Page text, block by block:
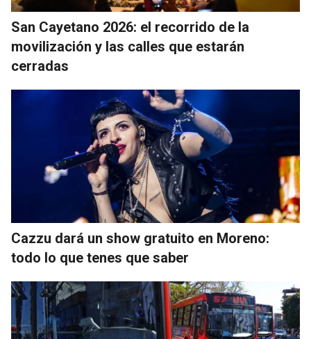
San Cayetano 2026: el recorrido de la
movilización y las calles que estarán
cerradas
Cazzu dará un show gratuito en Moreno:
todo lo que tenes que saber